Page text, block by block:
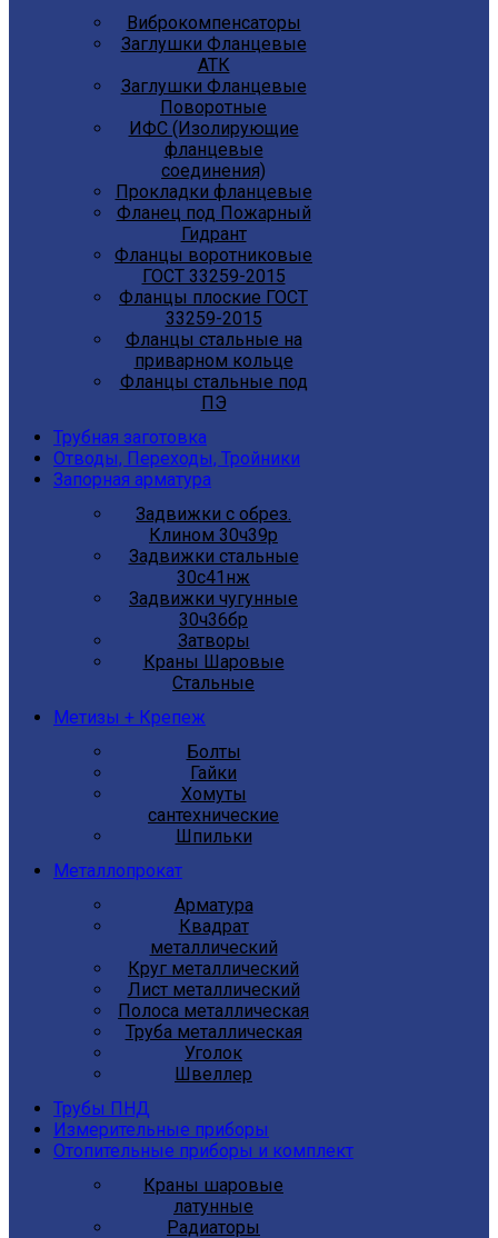
Виброкомпенсаторы
Заглушки Фланцевые
АТК
Заглушки Фланцевые
Поворотные
ИФС (Изолирующие
фланцевые
соединения)
Прокладки фланцевые
Фланец под Пожарный
Гидрант
Фланцы воротниковые
ГОСТ 33259-2015
Фланцы плоские ГОСТ
33259-2015
Фланцы стальные на
приварном кольце
Фланцы стальные под
ПЭ
Трубная заготовка
Отводы, Переходы, Тройники
Запорная арматура
Задвижки с обрез.
Клином 30ч39р
Задвижки стальные
30с41нж
Задвижки чугунные
30ч36бр
Затворы
Краны Шаровые
Стальные
Метизы + Крепеж
Болты
Гайки
Хомуты
сантехнические
Шпильки
Металлопрокат
Арматура
Квадрат
металлический
Круг металлический
Лист металлический
Полоса металлическая
Труба металлическая
Уголок
Швеллер
Трубы ПНД
Измерительные приборы
Отопительные приборы и комплект
Краны шаровые
латунные
Радиаторы